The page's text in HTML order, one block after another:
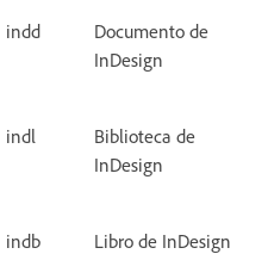
indd
Documento de
InDesign
indl
Biblioteca de
InDesign
indb Libro de InDesign